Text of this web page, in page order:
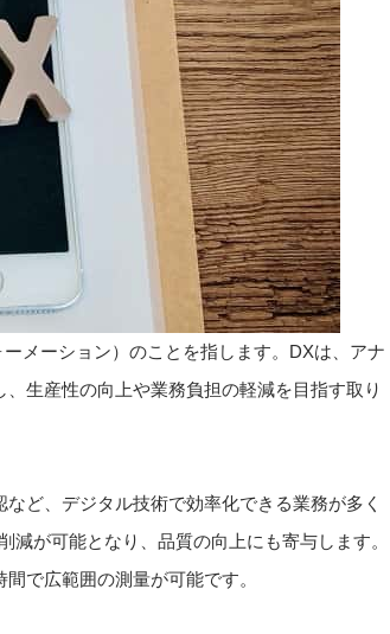
メーション）のことを指します。DXは、アナ
生産性の向上や業務負担の軽減を目指す取り
ど、デジタル技術で効率化できる業務が多く
が可能となり、品質の向上にも寄与します。
で広範囲の測量が可能です。